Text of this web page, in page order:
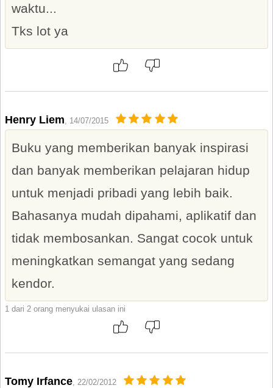
waktu...
Tks lot ya
Henry Liem , 14/07/2015
Buku yang memberikan banyak inspirasi
dan banyak memberikan pelajaran hidup
untuk menjadi pribadi yang lebih baik.
Bahasanya mudah dipahami, aplikatif dan
tidak membosankan. Sangat cocok untuk
meningkatkan semangat yang sedang
kendor.
1 dari 2 orang menyukai ulasan ini
Tomy Irfance , 22/02/2012